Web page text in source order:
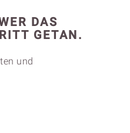
DAS
GETAN.
und